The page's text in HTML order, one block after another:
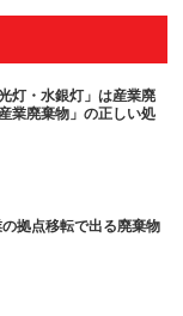
灯・水銀灯」は産業廃
業廃棄物」の正しい処
の拠点移転で出る廃棄物